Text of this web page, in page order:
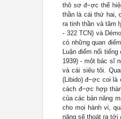
thô sơ đ−ợc thể
thần là cái thứ hai,
ra tinh thần và tâm
- 322 TCN) và
có những quan
Luận điểm nổi
1939) - một bác sĩ
và cái siêu tôi.
(Libido) đ−ợc coi là
cách đ−ợc hợp
của các bản năng
cho mọi hành vi,
năng sẽ thoát ra tới